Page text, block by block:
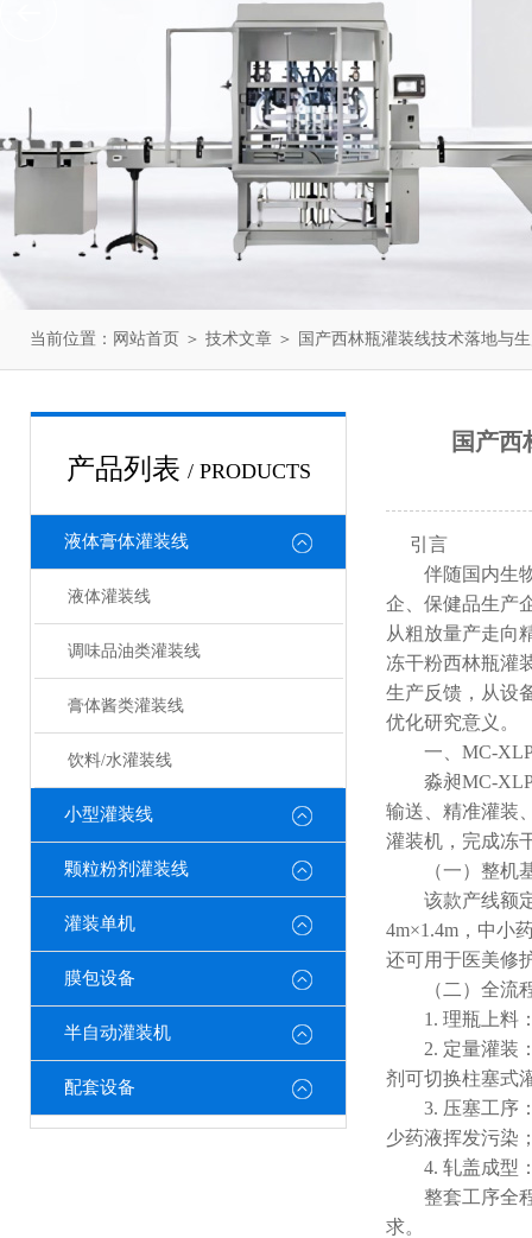
当前位置： 网站首页 ＞ 技术文章 ＞ 国产西林瓶灌装线技术落地与
产品列表 / PRODUCTS
液体膏体灌装线
液体灌装线
调味品油类灌装线
膏体酱类灌装线
饮料/水灌装线
小型灌装线
颗粒粉剂灌装线
灌装单机
膜包设备
半自动灌装机
配套设备
国产
引言
伴随国内生物
企、保健品生产
从粗放量产走向
冻干粉西林瓶灌
生产反馈，从设
优化研究意义。
一、MC-XLP-
淼昶MC-XLP-
输送、精准灌装
灌装机，完成冻
（一）整机基
该款产线额定
4m×1.4m，中小
还可用于医美修
（二）全流程
1. 理瓶上料：
2. 定量灌装：
剂可切换柱塞式
3. 压塞工序：
少药液挥发污染
4. 轧盖成型：
整套工序全程
求。